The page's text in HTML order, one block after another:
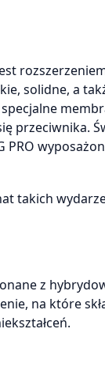
solidne, a
przeciwnika.
PRO
takich
z
na które